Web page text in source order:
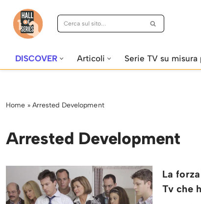
Vai
DISCOVER Articoli Serie TV su misura
Home » Arrested Development
Arrested Development
La
Tv che